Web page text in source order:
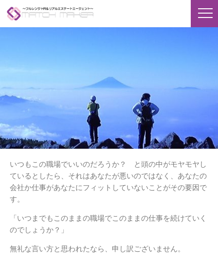
いつもこの職場でいいのだろうか？ と頭の中がモヤモヤし
ているとしたら、それはあなたが悪いのではなく、あなたの
会社か仕事があなたにフィットしていないことがその要因で
す。
「いつまでもこのままの職場でこのままの仕事を続けていく
のでしょうか？」
無礼な言い方と思われたなら、申し訳ございません。